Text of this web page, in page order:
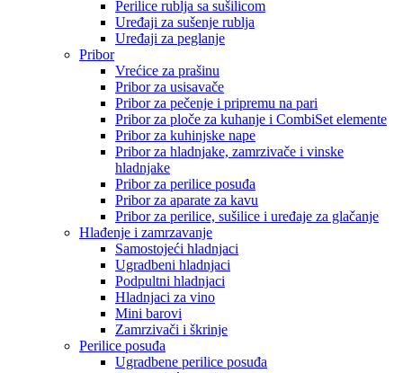
Perilice rublja sa sušilicom
Uređaji za sušenje rublja
Uređaji za peglanje
Pribor
Vrećice za prašinu
Pribor za usisavače
Pribor za pečenje i pripremu na pari
Pribor za ploče za kuhanje i CombiSet elemente
Pribor za kuhinjske nape
Pribor za hladnjake, zamrzivače i vinske
hladnjake
Pribor za perilice posuđa
Pribor za aparate za kavu
Pribor za perilice, sušilice i uređaje za glačanje
Hlađenje i zamrzavanje
Samostojeći hladnjaci
Ugradbeni hladnjaci
Podpultni hladnjaci
Hladnjaci za vino
Mini barovi
Zamrzivači i škrinje
Perilice posuđa
Ugradbene perilice posuđa